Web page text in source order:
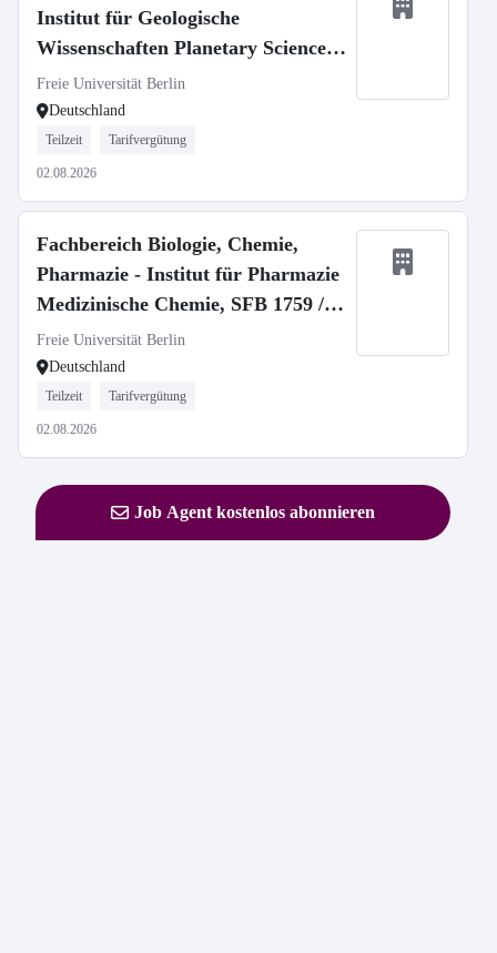
Institut für Geologische
Wissenschaften Planetary Sciences,
SFB 1759
Freie Universität Berlin
Deutschland
Teilzeit Tarifvergütung
02.08.2026
Fachbereich Biologie, Chemie,
Pharmazie - Institut für Pharmazie
Medizinische Chemie, SFB 1759 /
Medicinal Chemistry, SFB 1759
Freie Universität Berlin
Deutschland
Teilzeit Tarifvergütung
02.08.2026
Job Agent kostenlos abonnieren